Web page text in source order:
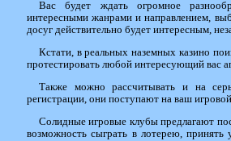
Вас будет ждать огромное
интересными жанрами и направлением,
досуг действительно будет интересным,
Кстати, в реальных наземных казино
протестировать любой интересующий вас
Также можно рассчитывать и на
регистрации, они поступают на ваш
Солидные игровые клубы предлагают
возможность сыграть в лотерею, принять